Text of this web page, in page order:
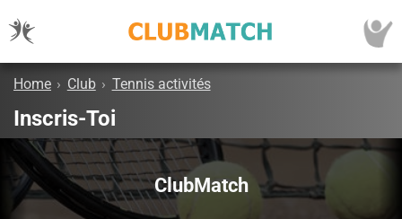
Home › Club › Tennis activités
Inscris-Toi
ClubMatch